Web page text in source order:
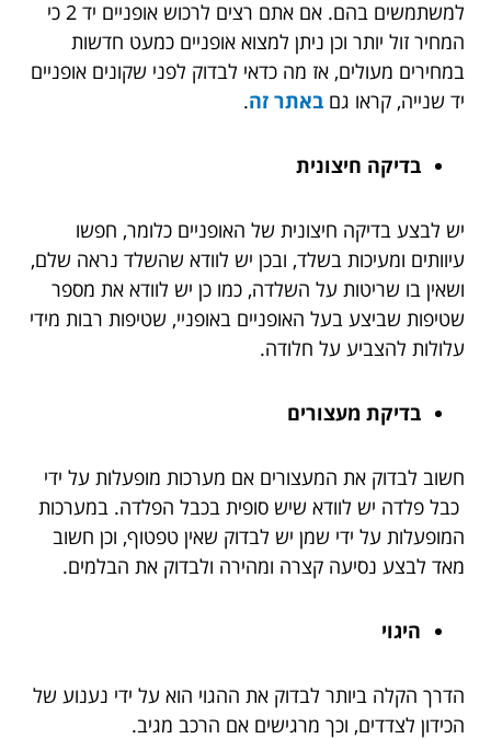
למשתמשים בהם. אם אתם רצים לרכוש אופניים יד 2 כי
המחיר זול יותר וכן ניתן למצוא אופניים כמעט חדשות
במחירים מעולים, אז מה כדאי לבדוק לפני שקונים אופניים
יד שנייה, קראו גם באתר זה.
בדיקה חיצונית
יש לבצע בדיקה חיצונית של האופניים כלומר, חפשו
עיוותים ומעיכות בשלד, ובכן יש לוודא שהשלד נראה שלם,
ושאין בו שריטות על השלדה, כמו כן יש לוודא את מספר
שטיפות שביצע בעל האופניים באופניי, שטיפות רבות מידי
עלולות להצביע על חלודה.
בדיקת מעצורים
חשוב לבדוק את המעצורים אם מערכות מופעלות על ידי
כבל פלדה יש לוודא שיש סופית בכבל הפלדה. במערכות
המופעלות על ידי שמן יש לבדוק שאין טפטוף, וכן חשוב
מאד לבצע נסיעה קצרה ומהירה ולבדוק את הבלמים.
היגוי
הדרך הקלה ביותר לבדוק את ההגוי הוא על ידי נענוע של
הכידון לצדדים, וכך מרגישים אם הרכב מגיב.